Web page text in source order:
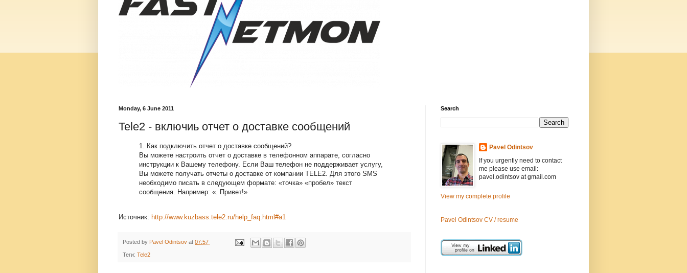
Monday, 6 June 2011
Tele2 - включиь отчет о доставке сообщений
1. Как подключить отчет о доставке сообщений?
Вы можете настроить отчет о доставке в телефонном аппарате, согласно
инструкции к Вашему телефону. Если Ваш телефон не поддерживает услугу,
Вы можете получать отчеты о доставке от компании TELE2. Для этого SMS
необходимо писать в следующем формате: «точка» «пробел» текст
сообщения. Например: «. Привет!»
Источник: http://www.kuzbass.tele2.ru/help_faq.html#a1
Posted by Pavel Odintsov at 07:57
Теги: Tele2
Search
Pavel Odintsov
If you urgently need to contact
me please use email:
pavel.odintsov at gmail.com
View my complete profile
Pavel Odintsov CV / resume